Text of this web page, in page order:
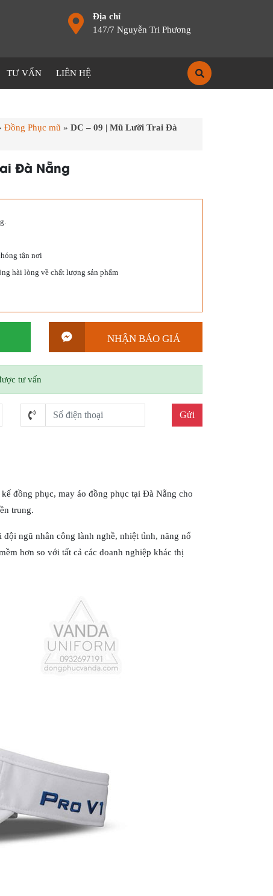
Địa chỉ
147/7 Nguyễn Tri Phương
TƯ VẤN LIÊN HỆ
Đồng Phục mũ » DC – 09 | Mũ Lưỡi Trai Đà
Đà Nẵng
tận nơi
hài lòng về chất lượng sản phẩm
NHẬN BÁO GIÁ
tư vấn
đồng phục, may áo đồng phục tại Đà Nẵng cho
trung.
ngũ nhân công lành nghề, nhiệt tình, năng nổ
hơn so với tất cả các doanh nghiệp khác thị